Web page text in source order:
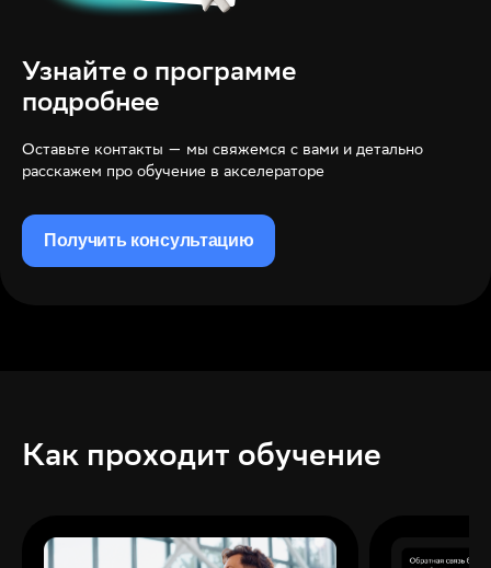
Узнайте о программе
подробнее
Оставьте контакты — мы свяжемся с вами и детально
расскажем про обучение в акселераторе
Получить консультацию
Как проходит обучение